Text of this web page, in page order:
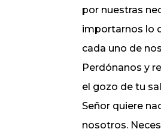
por nuestras
importarnos lo
cada uno de
Perdónanos y
el gozo de tu
Señor quiere
nosotros.